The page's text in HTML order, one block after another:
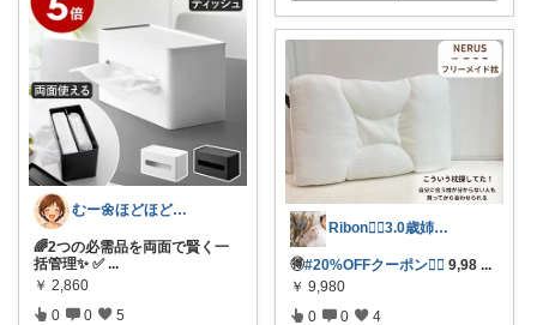
むー🌼ほどほど生活🌼
🌈2つの必需品を両面で賢く一
括管理✨ ✅ ...
￥ 2,860
0 0 5
Ribon❁⃘3.0歳姉妹ﾏﾏ👧🏻♡
🉐#20%OFFクーポン❤️‍🔥 9,98 ...
￥ 9,980
0 0 4